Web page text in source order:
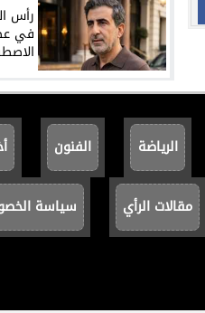
رأس
في
الرياضة الفنون
مقالات الرأي سياسة